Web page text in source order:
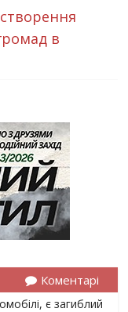
в
Коментарі
є загиблий